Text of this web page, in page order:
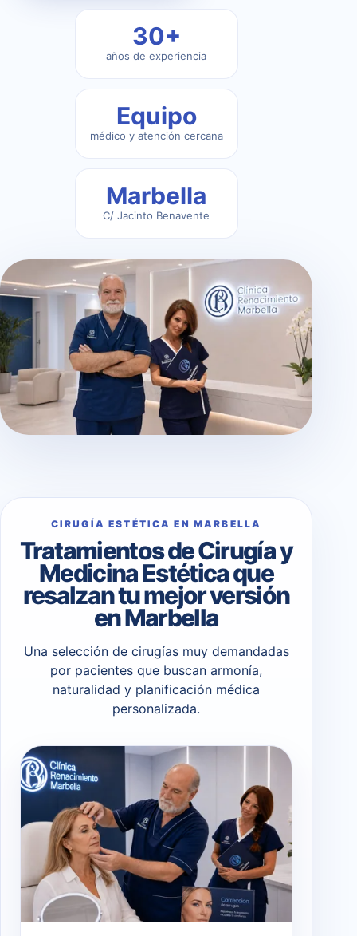
30+
años de experiencia
Equipo
médico y atención cercana
Marbella
C/ Jacinto Benavente
CIRUGÍA ESTÉTICA EN MARBELLA
Tratamientos de Cirugía y
Medicina Estética que
resalzan tu mejor versión
en Marbella
Una selección de cirugías muy demandadas
por pacientes que buscan armonía,
naturalidad y planificación médica
personalizada.